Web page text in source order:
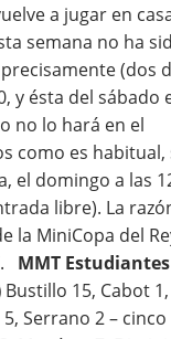
a jugar en
semana no ha
(dos
y ésta del sábado
no lo hará en el
como es habitual,
el domingo a las
libre). La
la MiniCopa del
MMT Estudiantes
Bustillo 15, Cabot
Serrano 2 –